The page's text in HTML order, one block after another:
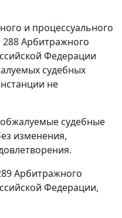
и процессуального
288Арбитражного
Федерации
судебных
не
судебные
изменения,
Арбитражного
Федерации,